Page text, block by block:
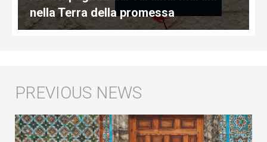
nella Terra della promessa